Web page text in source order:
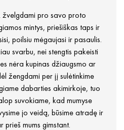
pro savo proto
mintys, priešiškas taps ir
poilsiu mėgaujasi ir pasaulis.
svarbu, nei stengtis pakeisti
nėra kupinas džiaugsmo ar
žengdami per jį sulėtinkime
dabarties akimirkoje, tuo
suvokiame, kad mumyse
jo veidą, būsime atradę ir
mums gimstant.